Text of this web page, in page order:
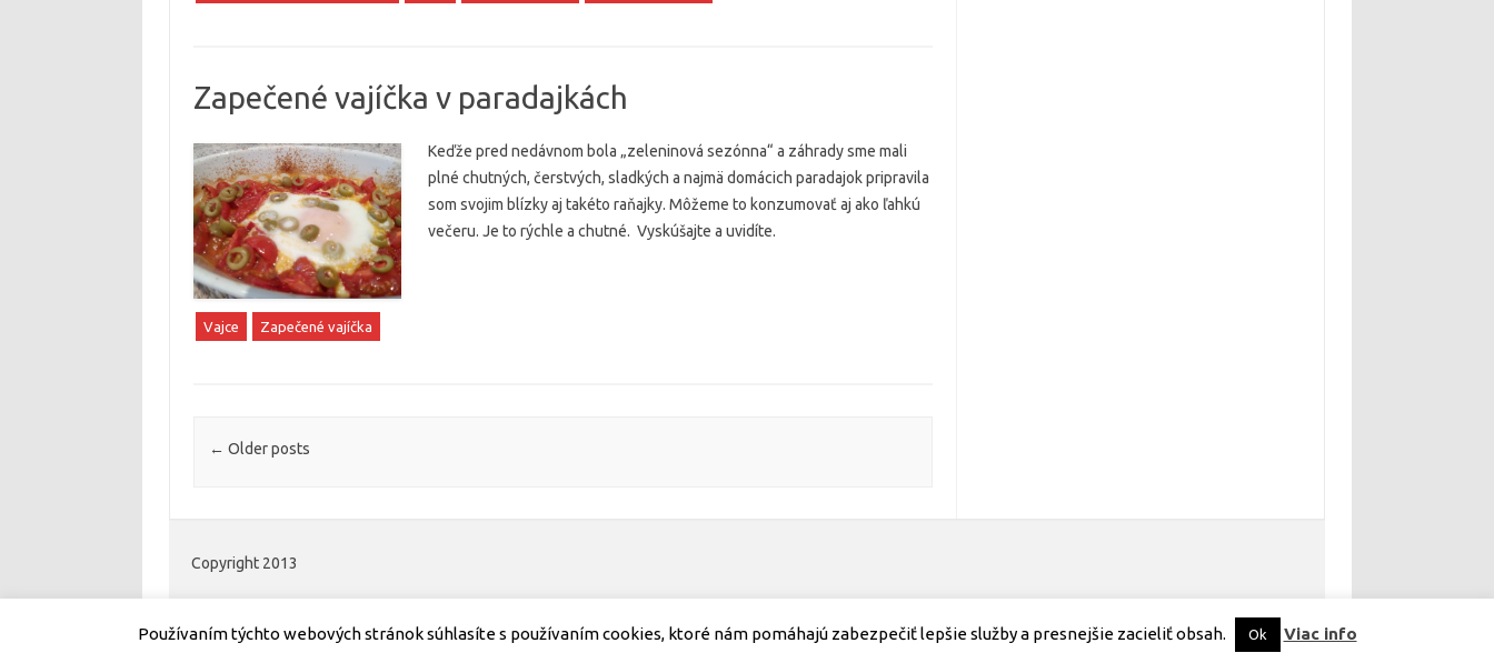
Zapečené vajíčka v paradajkách
Keďže pred nedávnom bola „zeleninová sezónna“ a záhrady sme mali
plné chutných, čerstvých, sladkých a najmä domácich paradajok pripravila
som svojim blízky aj takéto raňajky. Môžeme to konzumovať aj ako ľahkú
večeru. Je to rýchle a chutné. Vyskúšajte a uvidíte.
Vajce Zapečené vajíčka
Post navigation
← Older posts
Copyright 2013
Theme | Powered byWordpress
Používaním týchto webových stránok súhlasíte s používaním cookies, ktoré nám pomáhajú zabezpečiť lepšie služby a presnejšie zacieliť obsah. Ok Viac info